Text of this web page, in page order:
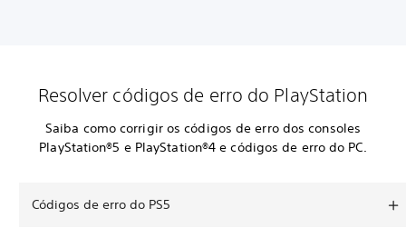
Resolver códigos de erro do PlayStation
Saiba como corrigir os códigos de erro dos consoles
PlayStation®5 e PlayStation®4 e códigos de erro do PC.
Códigos de erro do PS5